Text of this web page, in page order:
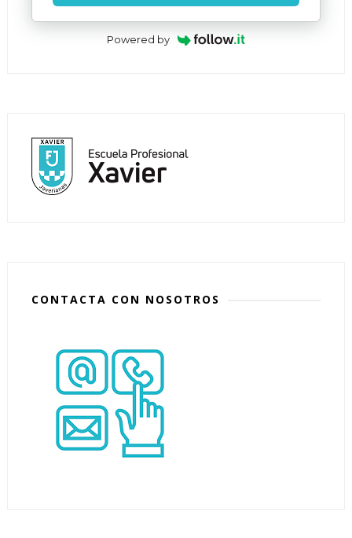
Powered by
CONTACTA CON NOSOTROS